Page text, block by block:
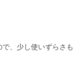
、少し使いずら